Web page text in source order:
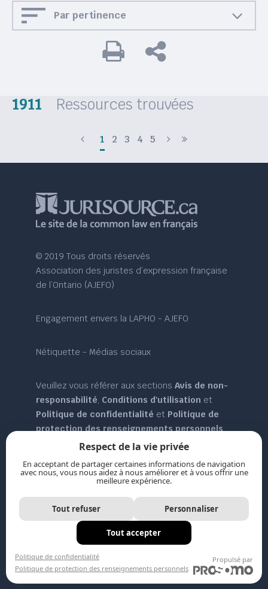
Par pertinence
1911 Ressources trouvées
1 2 3 4 5
© 2019 Tous droits réservés
Association des juristes d’expression française
de l’Ontario (AJEFO)
Engagement envers la LAPHO - AJEFO
Nétiquette - Médias sociaux
Veuillez vous référer aux sectionsAvis de non-
responsabilité, Conditions d'utilisation et
Politique de confidentialité et Politique de
protection des renseignements personnels
pour plus de détails.
Plan du site
Ressources
Respect de la vie privée
En acceptant de partager certaines informations de navigation
avec nous, vous nous aidez à nous améliorer et à vous offrir une
meilleure expérience.
Tout refuser Personnaliser
Tout accepter
Politique de confidentialité
Politique de protection des renseignements personnels
Propulsé par